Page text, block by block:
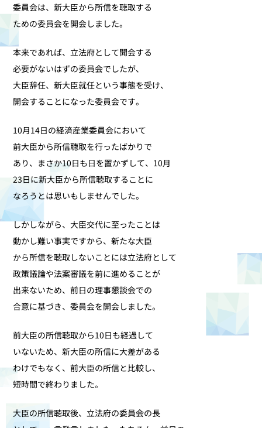
委員会は、新大臣から所信を聴取する
ための委員会を開会しました。
本来であれば、立法府として開会する
必要がないはずの委員会でしたが、
大臣辞任、新大臣就任という事態を受け、
開会することになった委員会です。
10月14日の経済産業委員会において
前大臣から所信聴取を行ったばかりで
あり、まさか10日も日を置かずして、10月
23日に新大臣から所信聴取することに
なろうとは思いもしませんでした。
しかしながら、大臣交代に至ったことは
動かし難い事実ですから、新たな大臣
から所信を聴取しないことには立法府として
政策議論や法案審議を前に進めることが
出来ないため、前日の理事懇談会での
合意に基づき、委員会を開会しました。
前大臣の所信聴取から10日も経過して
いないため、新大臣の所信に大差がある
わけでもなく、前大臣の所信と比較し、
短時間で終わりました。
大臣の所信聴取後、立法府の委員会の長